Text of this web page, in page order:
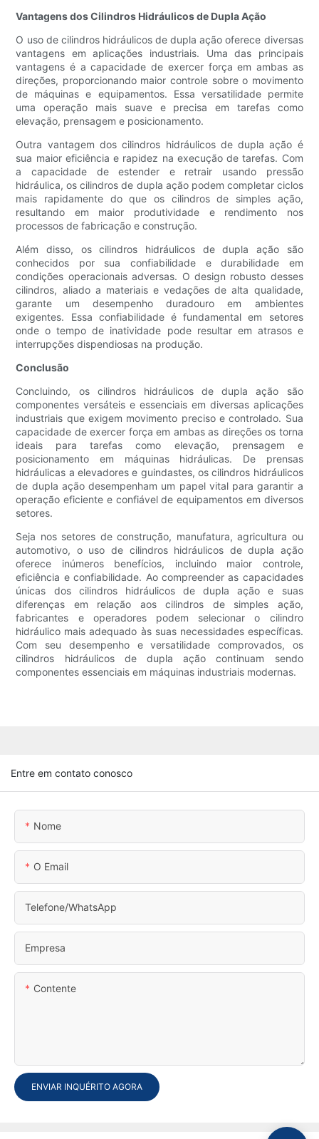
Vantagens dos Cilindros Hidráulicos de Dupla Ação
O uso de cilindros hidráulicos de dupla ação oferece diversas
vantagens em aplicações industriais. Uma das principais
vantagens é a capacidade de exercer força em ambas as
direções, proporcionando maior controle sobre o movimento
de máquinas e equipamentos. Essa versatilidade permite
uma operação mais suave e precisa em tarefas como
elevação, prensagem e posicionamento.
Outra vantagem dos cilindros hidráulicos de dupla ação é
sua maior eficiência e rapidez na execução de tarefas. Com
a capacidade de estender e retrair usando pressão
hidráulica, os cilindros de dupla ação podem completar ciclos
mais rapidamente do que os cilindros de simples ação,
resultando em maior produtividade e rendimento nos
processos de fabricação e construção.
Além disso, os cilindros hidráulicos de dupla ação são
conhecidos por sua confiabilidade e durabilidade em
condições operacionais adversas. O design robusto desses
cilindros, aliado a materiais e vedações de alta qualidade,
garante um desempenho duradouro em ambientes
exigentes. Essa confiabilidade é fundamental em setores
onde o tempo de inatividade pode resultar em atrasos e
interrupções dispendiosas na produção.
Conclusão
Concluindo, os cilindros hidráulicos de dupla ação são
componentes versáteis e essenciais em diversas aplicações
industriais que exigem movimento preciso e controlado. Sua
capacidade de exercer força em ambas as direções os torna
ideais para tarefas como elevação, prensagem e
posicionamento em máquinas hidráulicas. De prensas
hidráulicas a elevadores e guindastes, os cilindros hidráulicos
de dupla ação desempenham um papel vital para garantir a
operação eficiente e confiável de equipamentos em diversos
setores.
Seja nos setores de construção, manufatura, agricultura ou
automotivo, o uso de cilindros hidráulicos de dupla ação
oferece inúmeros benefícios, incluindo maior controle,
eficiência e confiabilidade. Ao compreender as capacidades
únicas dos cilindros hidráulicos de dupla ação e suas
diferenças em relação aos cilindros de simples ação,
fabricantes e operadores podem selecionar o cilindro
hidráulico mais adequado às suas necessidades específicas.
Com seu desempenho e versatilidade comprovados, os
cilindros hidráulicos de dupla ação continuam sendo
componentes essenciais em máquinas industriais modernas.
Entre em contato conosco
Nome
O Email
Telefone/WhatsApp
Empresa
Contente
ENVIAR INQUÉRITO AGORA